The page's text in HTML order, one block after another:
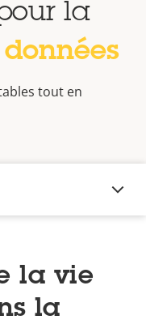
la
tout en
la vie
la